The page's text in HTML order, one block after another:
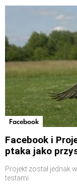
Facebook
Facebook i
ptaka jako
Projekt został jednak
testami